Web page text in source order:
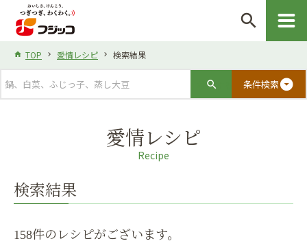
search
TOP 愛情レシピ 検索結果
条件検索arrow_drop_down_circle
愛情レシピ
Recipe
検索結果
158件のレシピがございます。